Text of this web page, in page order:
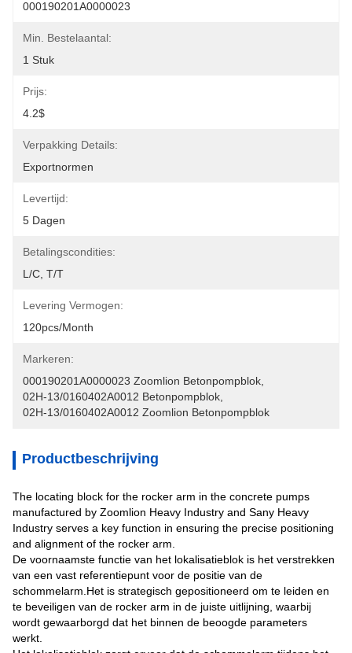
000190201A0000023
Min. Bestelaantal:
1 Stuk
Prijs:
4.2$
Verpakking Details:
Exportnormen
Levertijd:
5 Dagen
Betalingscondities:
L/C, T/T
Levering Vermogen:
120pcs/month
Markeren:
000190201A0000023 Zoomlion Betonpompblok
02H-13/0160402A0012 Betonpompblok
02H-13/0160402A0012 Zoomlion Betonpompblok
Productbeschrijving
The locating block for the rocker arm in the concrete pumps
manufactured by Zoomlion Heavy Industry and Sany Heavy
Industry serves a key function in ensuring the precise positioning
and alignment of the rocker arm.
De voornaamste functie van het lokalisatieblok is het verstrekken
van een vast referentiepunt voor de positie van de
schommelarm.Het is strategisch gepositioneerd om te leiden en
te beveiligen van de rocker arm in de juiste uitlijning, waarbij
wordt gewaarborgd dat het binnen de beoogde parameters
werkt.